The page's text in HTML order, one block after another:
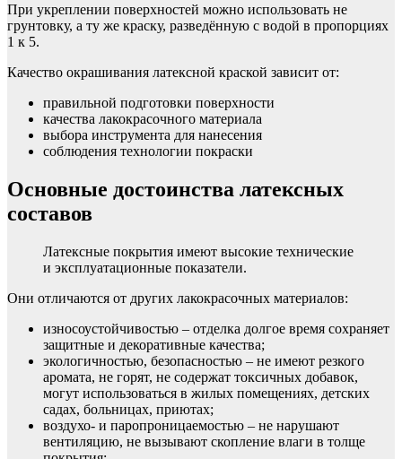
При укреплении поверхностей можно использовать не
грунтовку, а ту же краску, разведённую с водой в пропорциях
1 к 5.
Качество окрашивания латексной краской зависит от:
правильной подготовки поверхности
качества лакокрасочного материала
выбора инструмента для нанесения
соблюдения технологии покраски
Основные достоинства латексных
составов
Латексные покрытия имеют высокие технические
и эксплуатационные показатели.
Они отличаются от других лакокрасочных материалов:
износоустойчивостью – отделка долгое время сохраняет
защитные и декоративные качества;
экологичностью, безопасностью – не имеют резкого
аромата, не горят, не содержат токсичных добавок,
могут использоваться в жилых помещениях, детских
садах, больницах, приютах;
воздухо- и паропроницаемостью – не нарушают
вентиляцию, не вызывают скопление влаги в толще